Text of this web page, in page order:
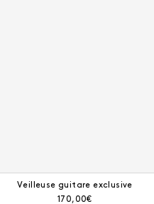
Veilleuse guitare exclusive
Prix courant :
170,00€